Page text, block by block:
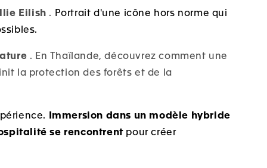
Eilish . Portrait d'une icône hors norme qui
. En Thaïlande, découvrez comment une
la protection des forêts et de la
Immersion dans un modèle hybride
se rencontrentpour créer